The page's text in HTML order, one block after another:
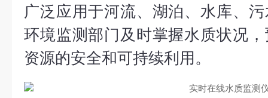
广泛应用于河流、湖泊、水库、
环境监测部门及时掌握水质状况
资源的安全和可持续利用。